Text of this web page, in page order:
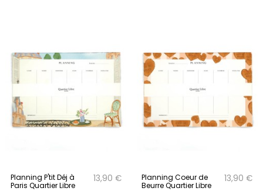
Planning P'tit Déj à
Paris Quartier Libre
13,90 €
Planning Coeur de
Beurre Quartier Libre
13,90 €